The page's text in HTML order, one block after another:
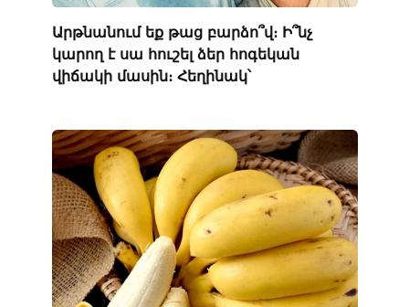
Արթնանում եք թաց բարձո՞վ։ Ի՞նչ
կարող է սա հուշել ձեր հոգեկան
վիճակի մասին։ Հեղինակ՝